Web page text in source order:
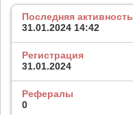
Последняя активность
31.01.2024 14:42
Регистрация
31.01.2024
Рефералы
0